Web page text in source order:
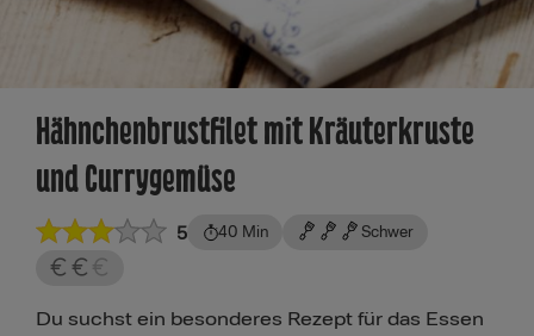
Hähnchenbrustfilet mit Kräuterkruste
und Currygemüse
5 40 Min Schwer
Du suchst ein besonderes Rezept für das Essen